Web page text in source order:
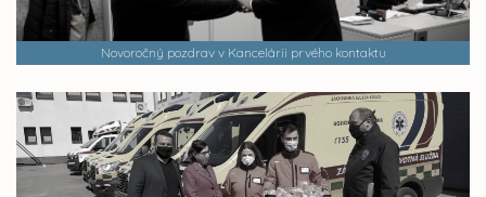
Novoročný pozdrav v Kancelárii prvého kontaktu